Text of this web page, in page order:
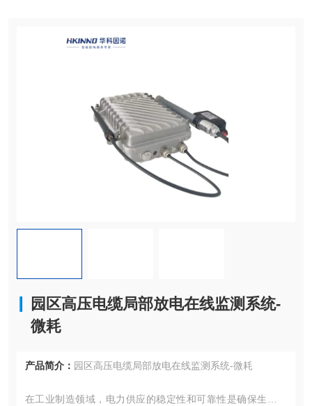
园区高压电缆局部放电在线监测系统-
微耗
产品简介： 园区高压电缆局部放电在线监测系统-微耗
在工业制造领域，电力供应的稳定性和可靠性是确保生产线